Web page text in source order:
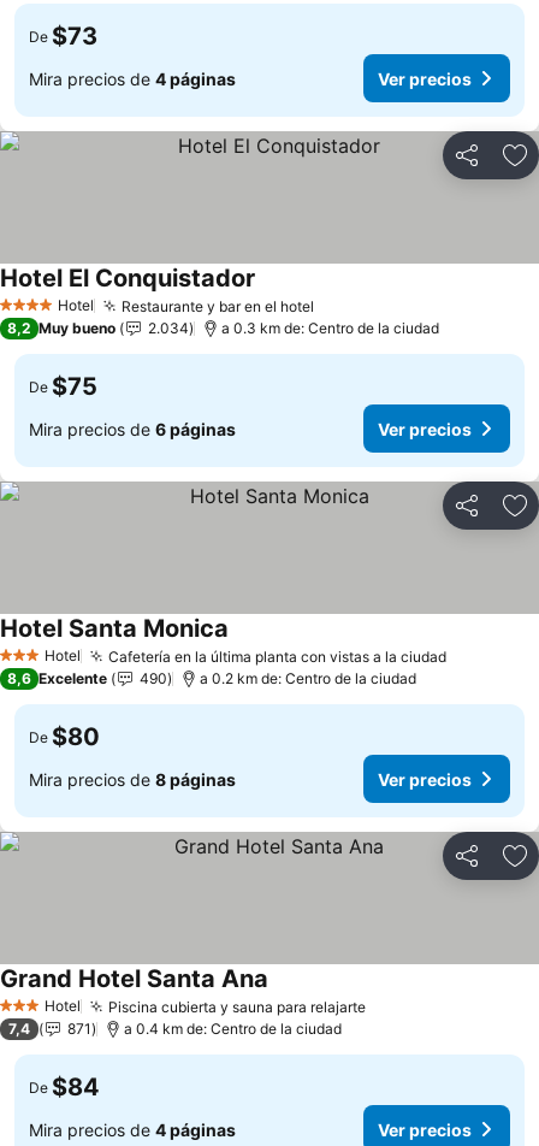
De $73
Mira precios de 4 páginas Ver precios
Compartir
4 EstrellasHotel Restaurante y bar en el hotel
Hotel El Conquistador
8,2 Muy bueno 2.034 a 0.3 km de: Centro de la ciudad
De $75
Mira precios de 6 páginas Ver precios
Compartir
3 Estrellas
Hotel Cafetería en la última planta con vistas a la ciudadVer
Hotel Santa Monica
8,6 Excelente 490 a 0.2 km de: Centro de la ciudad
De $80
Mira precios de 8 páginas Ver precios
Compartir
3 Estrellas
Hotel Piscina cubierta y sauna para relajarteVer precios
Grand Hotel Santa Ana
7,4 871 a 0.4 km de: Centro de la ciudad
De $84
Mira precios de 4 páginas Ver precios